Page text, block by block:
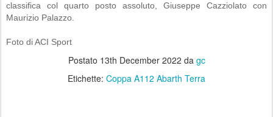
classifica col quarto posto assoluto, Giuseppe Cazziolato con
Maurizio Palazzo.
Foto di ACI Sport
Postato 13th December 2022 da gc
Etichette: Coppa A112 Abarth Terra